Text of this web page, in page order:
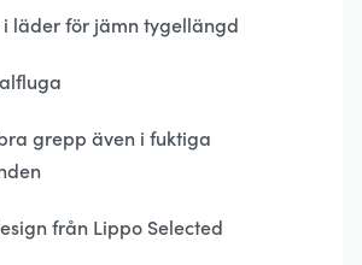
läder för jämn tygellängd
grepp även i fuktiga
från Lippo Selected